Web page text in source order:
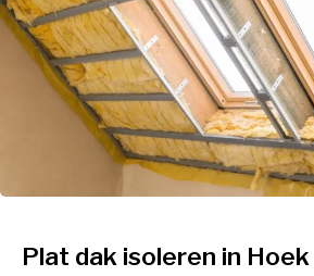
Plat dak isoleren in